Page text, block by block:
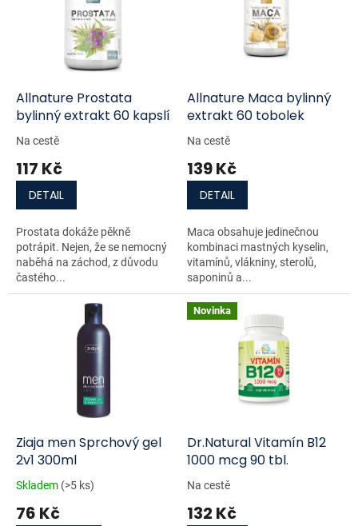
dAllnature Prostata
bylinný extrakt 60 kapslí
Na cestě
117 Kč
DETAIL
Prostata dokáže pěkně
potrápit. Nejen, že se nemocný
naběhá na záchod, z důvodu
častého...
Allnature Maca bylinný
extrakt 60 tobolek
Na cestě
139 Kč
DETAIL
Maca obsahuje jedinečnou
kombinaci mastných kyselin,
vitamínů, vlákniny, sterolů,
saponinů a...
Ziaja men Sprchový gel
2v1 300ml
Skladem (>5 ks)
76 Kč
Novinka
Dr.Natural Vitamín B12
1000 mcg 90 tbl.
Na cestě
132 Kč